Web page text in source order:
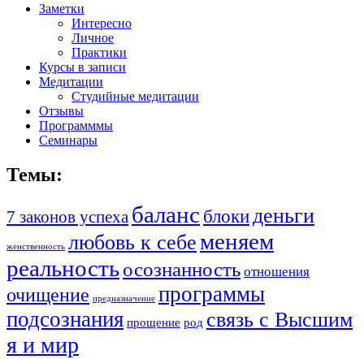
Заметки
Интересно
Личное
Практики
Курсы в записи
Медитации
Студийные медитации
Отзывы
Программмы
Семинары
Темы:
7 законов успеха баланс блокиденьги
женственность любовь к себеменяем
реальностьосознанность отношения
очищение предназначение программы
подсознания прощение род связь с Высшим
я и мир